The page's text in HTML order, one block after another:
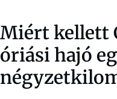
Miért kellett
óriási hajó